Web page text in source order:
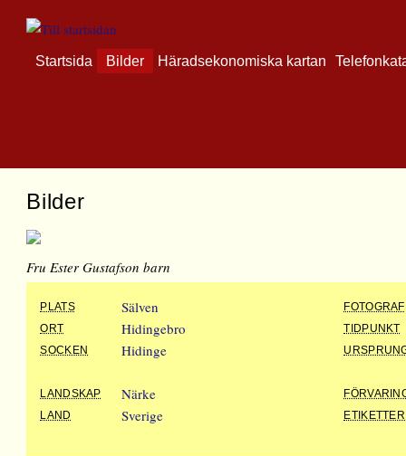
Startsida Bilder Häradsekonomiska kartan
Bilder
Fru Ester Gustafson barn
PLATS Sälven
FOTOGRAF
ORT
Hidingebro
TIDPUNKT
SOCKEN
Hidinge
LANDSKAP Närke
LAND
Sverige ETIKETTER